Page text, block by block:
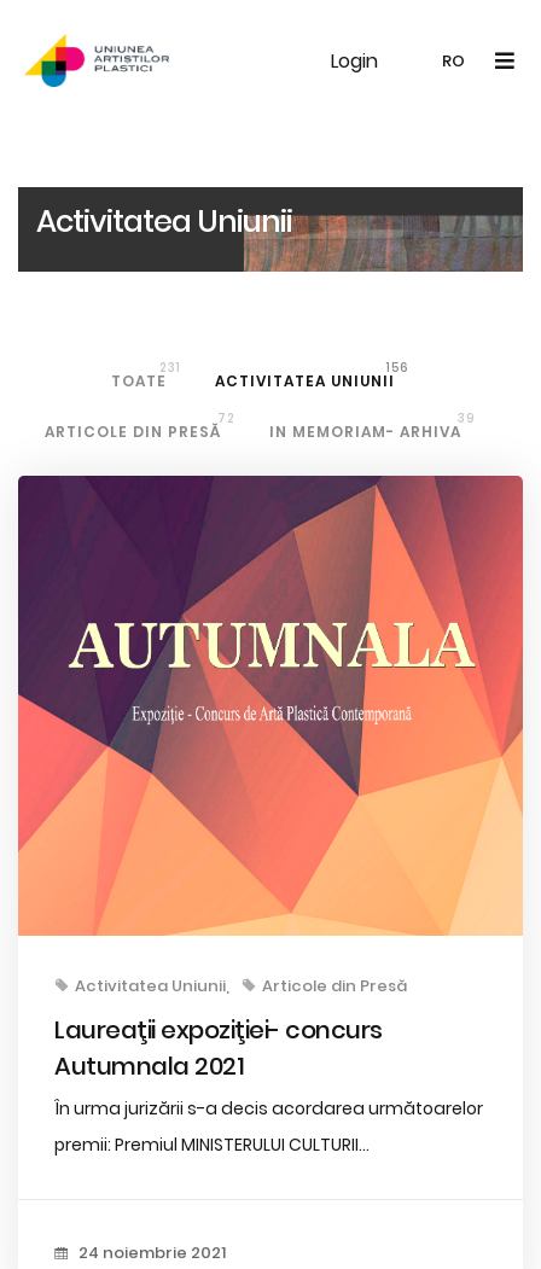
Login RO
UAP Galerie Noutăți
Activitatea Uniunii
TOATE
231
ACTIVITATEA UNIUNII
156
ARTICOLE DIN PRESĂ
72
IN MEMORIAM- ARHIVA
39
Activitatea Uniunii Articole din Presă
Laureaţii expoziţiei- concurs
Autumnala 2021
În urma jurizării s-a decis acordarea următoarelor
premii: Premiul MINISTERULUI CULTURII...
24 noiembrie 2021